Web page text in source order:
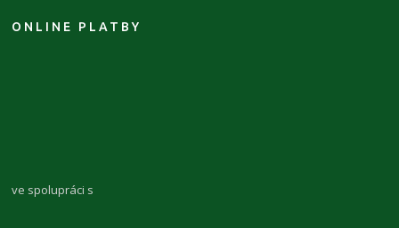
ONLINE PLATBY
ve spolupráci s